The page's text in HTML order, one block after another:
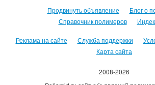
Продвинуть объявление
Блог о
Справочник полимеров
Реклама на сайте Служба поддержки
Карта сайта
2008-2026